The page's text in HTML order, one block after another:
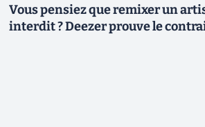
Vous pensiez que remixer un
interdit ? Deezer prouve le